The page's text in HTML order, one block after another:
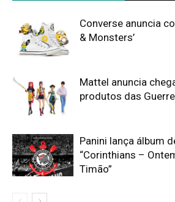
Converse anuncia
& Monsters’
Mattel anuncia
produtos das
Panini lança álbum
“Corinthians –
Timão”